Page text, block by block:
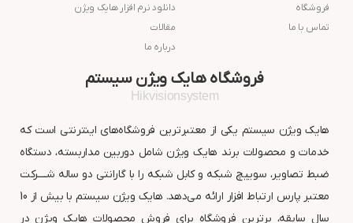
فروشگاه
تماس با ما
دانلود نرم افزار هایک ویژن
مقالات
درباره ما
فروشگاه هایک ویژن سیستم
Hikvisionsystem
هایک ویژن سیستم یکی از معتبرترین فروشگاه‌های اینترنتی است که
خدمات و محصولات برند هایک ویژن شامل دوربین مداربسته، دستگاه
ضبط تصاویر، سوییچ شبکه و کابل شبکه را با گارانتی دو ساله شــــرکت
معتبر پارس ارتباط افزار ارائه می‌دهد. هایک ویژن سیستم با بیش از 10
سال سابقه، برترین فروشگاه برای فروش محصولات هایک ویژن در